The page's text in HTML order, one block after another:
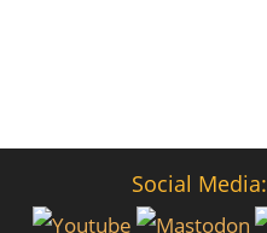
Social Media: